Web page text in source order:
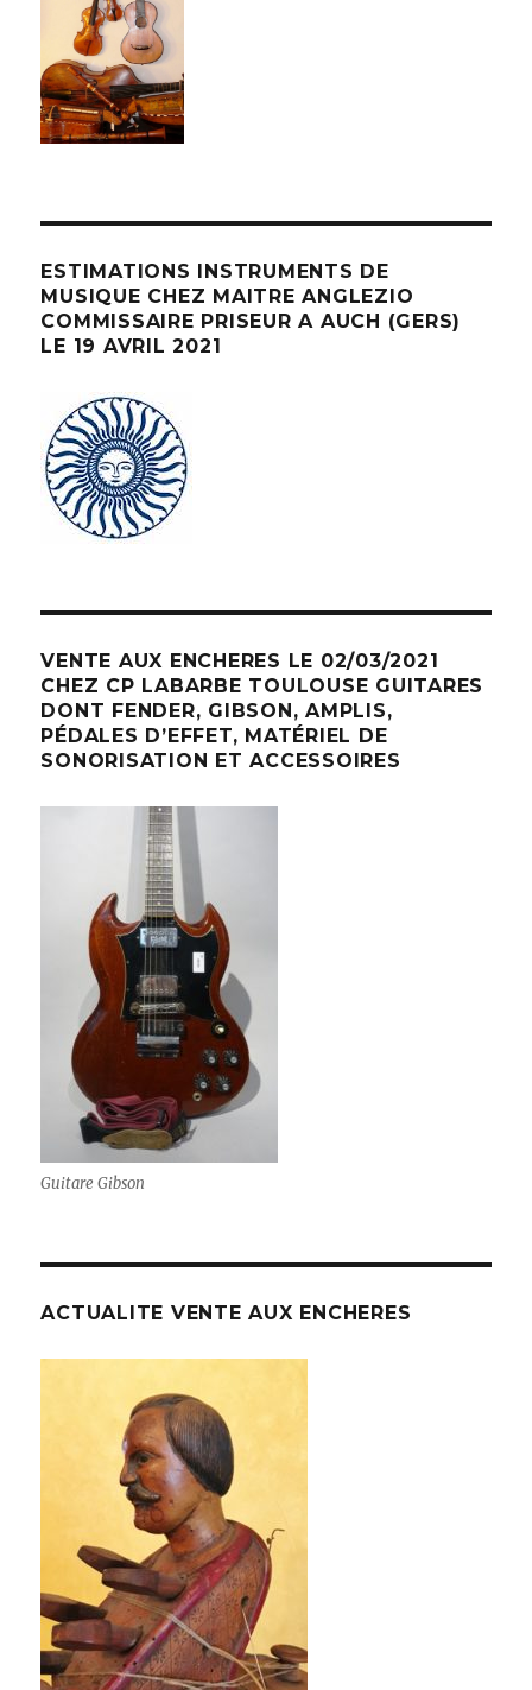
ESTIMATIONS INSTRUMENTS DE
MUSIQUE CHEZ MAITRE ANGLEZIO
COMMISSAIRE PRISEUR A AUCH (GERS)
LE 19 AVRIL 2021
VENTE AUX ENCHERES LE 02/03/2021
CHEZ CP LABARBE TOULOUSE GUITARES
DONT FENDER, GIBSON, AMPLIS,
PÉDALES D’EFFET, MATÉRIEL DE
SONORISATION ET ACCESSOIRES
Guitare Gibson
ACTUALITE VENTE AUX ENCHERES